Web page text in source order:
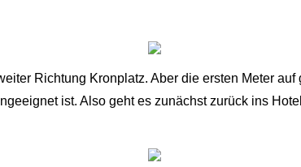
Richtung Kronplatz. Aber die ersten Meter
ist. Also geht es zunächst zurück ins